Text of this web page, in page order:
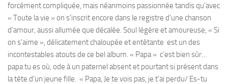
forcément compliquée, mais néanmoins passionnée tandis qu’avec
« Toute la vie » on s’inscrit encore dans le registre d’une chanson
d’amour, aussi allumée que décalée. Soul légère et amoureuse, « Si
on s’aime », délicatement chaloupée et entêtante est un des
incontestables atouts de ce bel album. « Papa » c’est bien sûr…
papa tu es où, ode à un paternel absent et pourtant si présent dans
la tête d’un jeune fille. « Papa, Je te vois pas, je t’ai perdu/ Es-tu